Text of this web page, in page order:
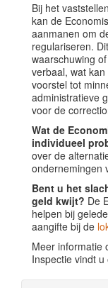
Bij het
kan de
aanmanen om
regulariseren.
waarschuwing
verbaal, wat
voorstel tot
administratieve
voor de
Wat de
individueel
over de
ondernemingen
Bent u het
geld kwijt? De
helpen bij
aangifte bij de
Meer informatie
Inspectie vindt u